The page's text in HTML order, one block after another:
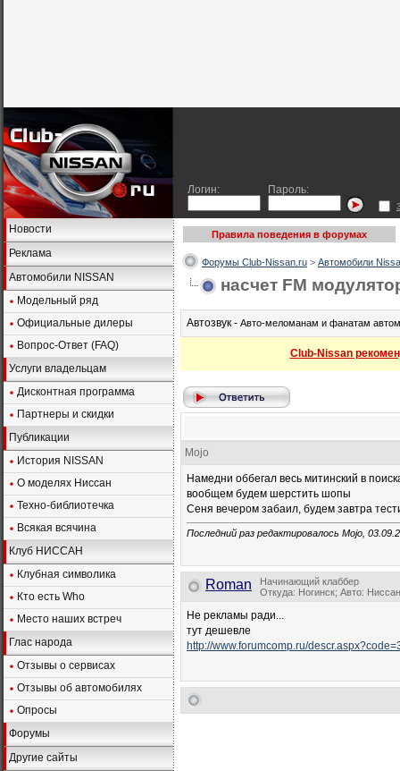
Логин: Пароль:
Новости
Реклама
Автомобили NISSAN
Модельный ряд
Официальные дилеры
Вопрос-Ответ (FAQ)
Услуги владельцам
Дисконтная программа
Партнеры и скидки
Публикации
История NISSAN
О моделях Ниссан
Техно-библиотечка
Всякая всячина
Клуб НИССАН
Клубная символика
Кто есть Who
Место наших встреч
Глас народа
Отзывы о сервисах
Отзывы об автомобилях
Опросы
Форумы
Другие сайты
Правила поведения в форумах
Форумы Club-Nissan.ru > Автомобили
насчет FM
Автозвук - Авто-меломанам и фанатам
Club-Nissan
Mojo
Намедни оббегал весь митинский в
вообщем будем шерстить шопы
Сеня вечером забаил, будем завтра
Последний раз редактировалось Mojo,
Roman
Начинающий клаббер
Откуда: Ногинск; Авто:
Не рекламы ради...
тут дешевле
http://www.forumcomp.ru/